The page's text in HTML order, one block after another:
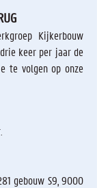
Kijkerbouw
keer per jaar de
te volgen op onze
gebouw S9, 9000